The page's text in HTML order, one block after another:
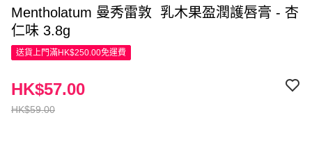
Mentholatum 曼秀雷敦 乳木果盈潤護唇膏 - 杏
仁味 3.8g
送貨上門滿HK$250.00免運費
HK$59.00
HK$57.00